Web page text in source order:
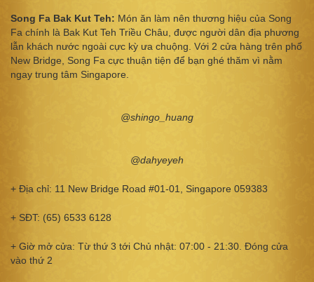
Song Fa Bak Kut Teh: Món ăn làm nên thương hiệu của Song
Fa chính là Bak Kut Teh Triều Châu, được người dân địa phương
lẫn khách nước ngoài cực kỳ ưa chuộng. Với 2 cửa hàng trên phố
New Bridge, Song Fa cực thuận tiện để bạn ghé thăm vì nằm
ngay trung tâm Singapore.
@shingo_huang
@dahyeyeh
+ Địa chỉ: 11 New Bridge Road #01-01, Singapore 059383
+ SĐT: (65) 6533 6128
+ Giờ mở cửa: Từ thứ 3 tới Chủ nhật: 07:00 - 21:30. Đóng cửa
vào thứ 2